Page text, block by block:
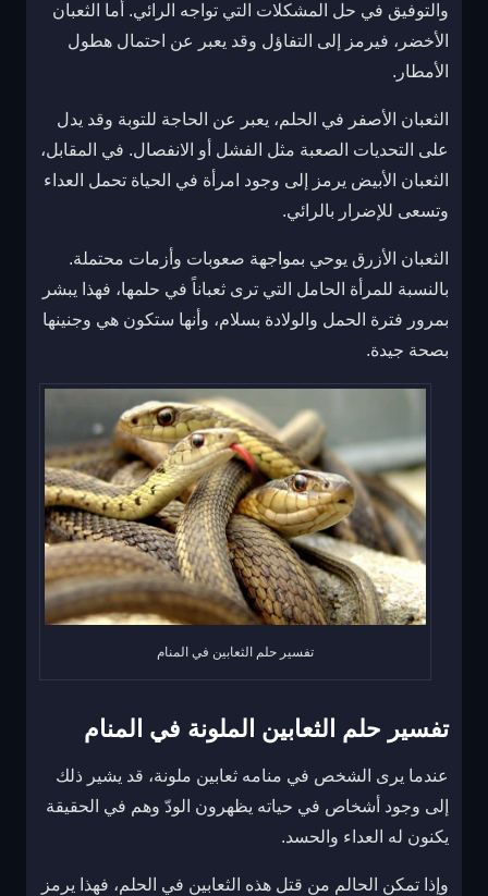
والتوفيق في حل المشكلات التي تواجه الرائي. أما الثعبان
الأخضر، فيرمز إلى التفاؤل وقد يعبر عن احتمال هطول
الأمطار.
الثعبان الأصفر في الحلم، يعبر عن الحاجة للتوبة وقد يدل
على التحديات الصعبة مثل الفشل أو الانفصال. في المقابل،
الثعبان الأبيض يرمز إلى وجود امرأة في الحياة تحمل العداء
وتسعى للإضرار بالرائي.
الثعبان الأزرق يوحي بمواجهة صعوبات وأزمات محتملة.
بالنسبة للمرأة الحامل التي ترى ثعباناً في حلمها، فهذا يبشر
بمرور فترة الحمل والولادة بسلام، وأنها ستكون هي وجنينها
بصحة جيدة.
تفسير حلم الثعابين في المنام
تفسير حلم الثعابين الملونة في المنام
عندما يرى الشخص في منامه ثعابين ملونة، قد يشير ذلك
إلى وجود أشخاص في حياته يظهرون الودّ وهم في الحقيقة
يكنون له العداء والحسد.
وإذا تمكن الحالم من قتل هذه الثعابين في الحلم، فهذا يرمز